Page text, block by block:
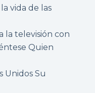
vida de las
la televisión con
Quien
Unidos Su